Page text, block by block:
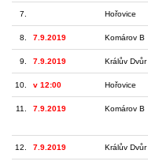
7. Hořovice
8. 7.9.2019 Komárov B
9. 7.9.2019 Králův Dvůr
10. v 12:00 Hořovice
11. 7.9.2019 Komárov B
12. 7.9.2019 Králův Dvůr